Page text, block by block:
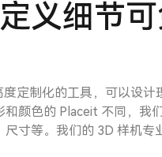
义细节
度定制化的工具，可以设计
和颜色的 Placeit 不同，我
尺寸等。我们的 3D 样机专